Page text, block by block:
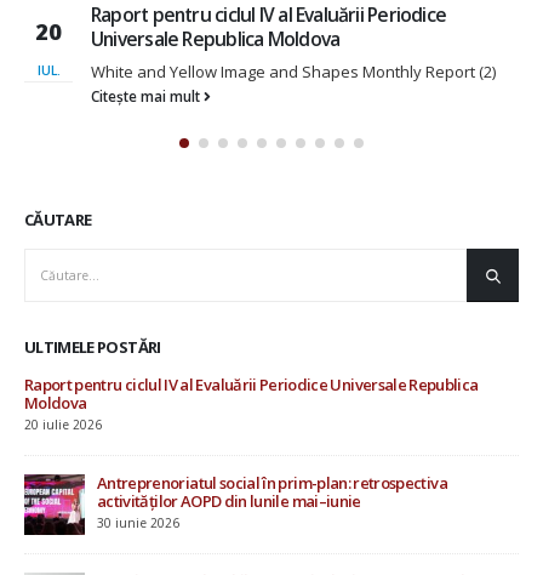
Report (2)
10
DEC.
Raport de analiză a cadrului
servicii sociale a fetelor și
afectate de violența în familie |
Citește mai mult
CĂUTARE
ULTIMELE POSTĂRI
Raport pentru ciclul IV al Evaluării Periodice Universale Republica
Moldova
Antreprenoriatul social în prim-plan: retrospectiva
activităților AOPD din lunile mai–iunie